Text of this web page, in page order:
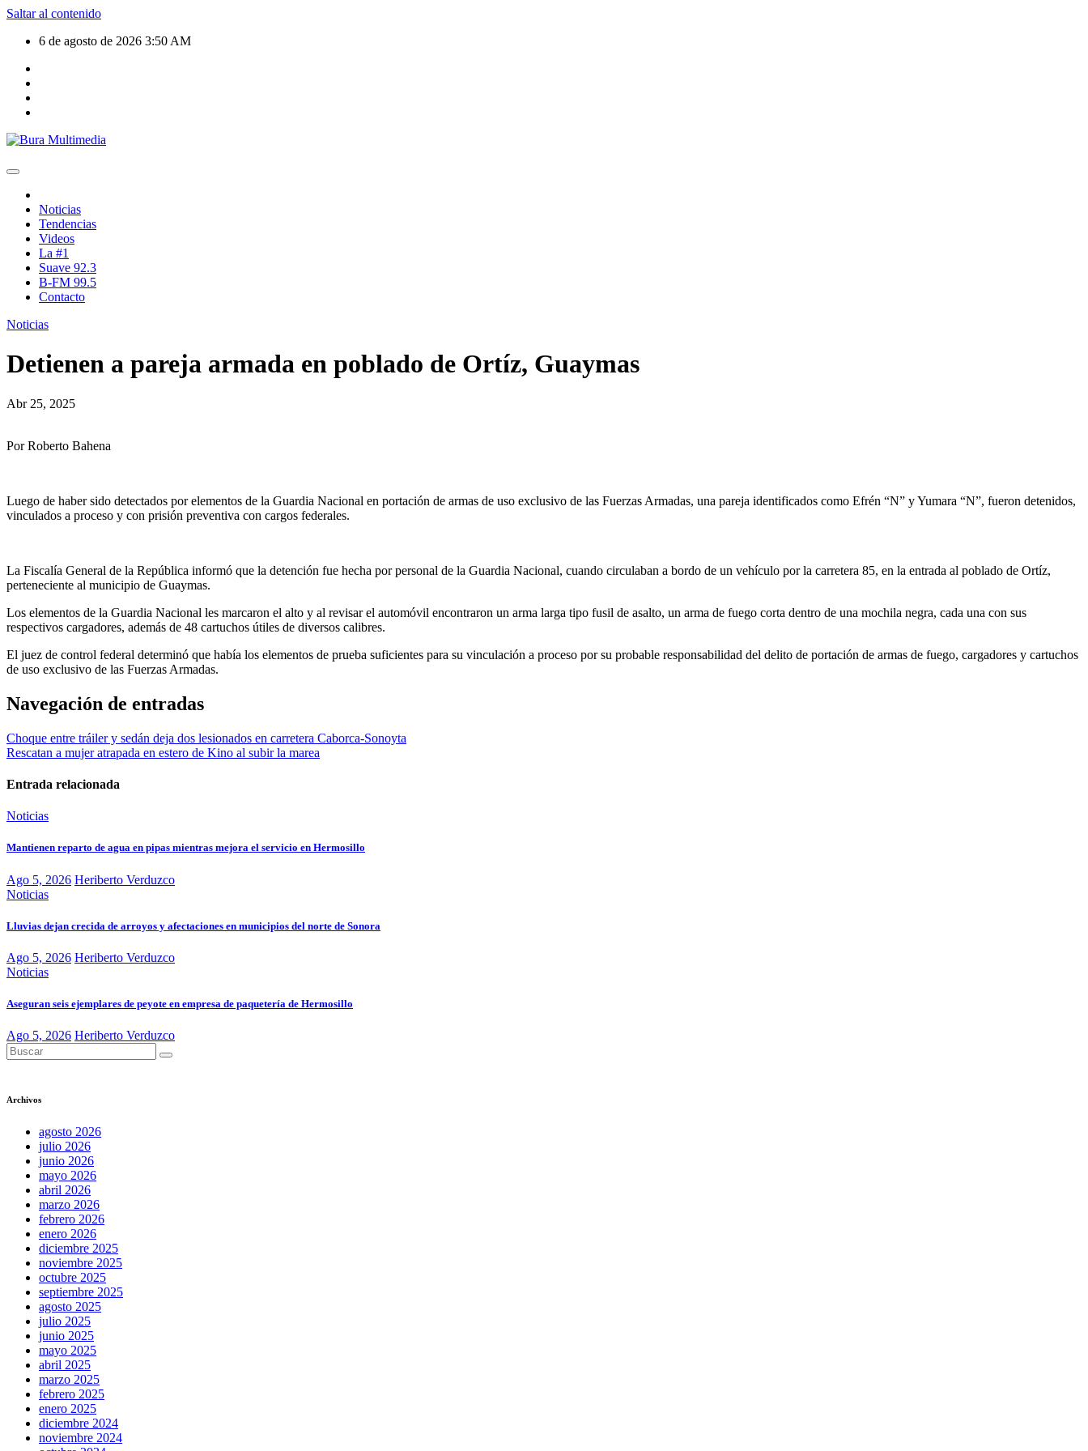
Saltar al contenido
6 de agosto de 2026 3:50 AM
Noticias
Tendencias
Videos
La #1
Suave 92.3
B-FM 99.5
Contacto
Noticias
Detienen a pareja armada en poblado de Ortíz, Guaymas
Abr 25, 2025
Por Roberto Bahena
Luego de haber sido detectados por elementos de la Guardia Nacional en portación de armas de uso exclusivo de las Fuerzas Armadas, una pareja identificados como Efrén “N” y Yumara “N”, fueron detenidos,
vinculados a proceso y con prisión preventiva con cargos federales.
La Fiscalía General de la República informó que la detención fue hecha por personal de la Guardia Nacional, cuando circulaban a bordo de un vehículo por la carretera 85, en la entrada al poblado de Ortíz,
perteneciente al municipio de Guaymas.
Los elementos de la Guardia Nacional les marcaron el alto y al revisar el automóvil encontraron un arma larga tipo fusil de asalto, un arma de fuego corta dentro de una mochila negra, cada una con sus
respectivos cargadores, además de 48 cartuchos útiles de diversos calibres.
El juez de control federal determinó que había los elementos de prueba suficientes para su vinculación a proceso por su probable responsabilidad del delito de portación de armas de fuego, cargadores y cartuchos
de uso exclusivo de las Fuerzas Armadas.
Navegación de entradas
Choque entre tráiler y sedán deja dos lesionados en carretera Caborca-Sonoyta
Rescatan a mujer atrapada en estero de Kino al subir la marea
Entrada relacionada
Noticias
Mantienen reparto de agua en pipas mientras mejora el servicio en Hermosillo
Ago 5, 2026 Heriberto Verduzco
Noticias
Lluvias dejan crecida de arroyos y afectaciones en municipios del norte de Sonora
Ago 5, 2026 Heriberto Verduzco
Noticias
Aseguran seis ejemplares de peyote en empresa de paquetería de Hermosillo
Ago 5, 2026 Heriberto Verduzco
Archivos
agosto 2026
julio 2026
junio 2026
mayo 2026
abril 2026
marzo 2026
febrero 2026
enero 2026
diciembre 2025
noviembre 2025
octubre 2025
septiembre 2025
agosto 2025
julio 2025
junio 2025
mayo 2025
abril 2025
marzo 2025
febrero 2025
enero 2025
diciembre 2024
noviembre 2024